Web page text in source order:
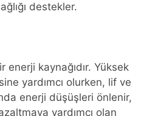
destekler.
enerji kaynağıdır. Yüksek
yardımcı olurken, lif ve
enerji düşüşleri önlenir,
yardımcı olan